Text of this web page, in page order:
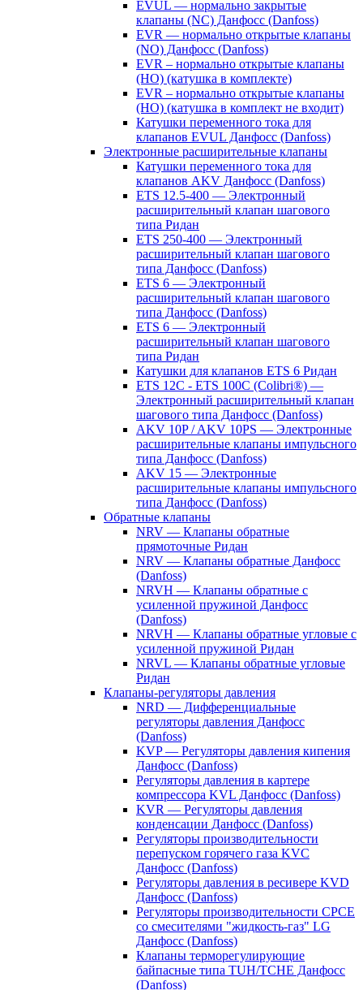
EVUL — нормально закрытые
клапаны (NC) Данфосс (Danfoss)
EVR — нормально открытые клапаны
(NO) Данфосс (Danfoss)
EVR – нормально открытые клапаны
(НО) (катушка в комплекте)
EVR – нормально открытые клапаны
(НО) (катушка в комплект не входит)
Катушки переменного тока для
клапанов EVUL Данфосс (Danfoss)
Электронные расширительные клапаны
Катушки переменного тока для
клапанов AKV Данфосс (Danfoss)
ETS 12.5-400 — Электронный
расширительный клапан шагового
типа Ридан
ETS 250-400 — Электронный
расширительный клапан шагового
типа Данфосс (Danfoss)
ETS 6 — Электронный
расширительный клапан шагового
типа Данфосс (Danfoss)
ETS 6 — Электронный
расширительный клапан шагового
типа Ридан
Катушки для клапанов ETS 6 Ридан
ETS 12C - ETS 100C (Colibri®) —
Электронный расширительный клапан
шагового типа Данфосс (Danfoss)
AKV 10P / AKV 10PS — Электронные
расширительные клапаны импульсного
типа Данфосс (Danfoss)
AKV 15 — Электронные
расширительные клапаны импульсного
типа Данфосс (Danfoss)
Обратные клапаны
NRV — Клапаны обратные
прямоточные Ридан
NRV — Клапаны обратные Данфосс
(Danfoss)
NRVH — Клапаны обратные с
усиленной пружиной Данфосс
(Danfoss)
NRVH — Клапаны обратные угловые с
усиленной пружиной Ридан
NRVL — Клапаны обратные угловые
Ридан
Клапаны-регуляторы давления
NRD — Дифференциальные
регуляторы давления Данфосс
(Danfoss)
KVP — Регуляторы давления кипения
Данфосс (Danfoss)
Регуляторы давления в картере
компрессора KVL Данфосс (Danfoss)
KVR — Регуляторы давления
конденсации Данфосс (Danfoss)
Регуляторы производительности
перепуском горячего газа KVC
Данфосс (Danfoss)
Регуляторы давления в ресивере KVD
Данфосс (Danfoss)
Регуляторы производительности CPCE
со смесителями "жидкость-газ" LG
Данфосс (Danfoss)
Клапаны терморегулирующие
байпасные типа TUH/TCHE Данфосс
(Danfoss)